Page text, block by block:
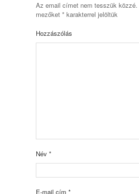
Az email címet nem tesszük közzé.
mezőket * karakterrel jelöltük
Hozzászólás
Név *
E-mail cím *